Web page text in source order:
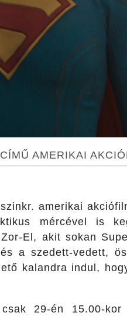
AMERIKAI
amerikai
mércével is
El, akit sokan
a szedett-vedett,
kalandra indul,
29-én 15.00-